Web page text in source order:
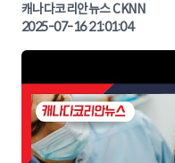
KOREA NIGHT | 캐나다뉴
캐나다코리안뉴스 CKNN
2025-07-16 21:01:04